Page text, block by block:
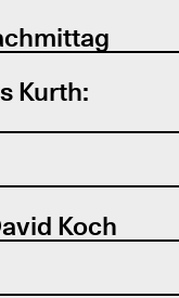
Kurth:
Koch